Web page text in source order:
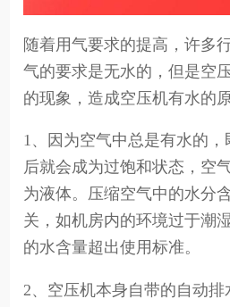
随着用气要求的提高，许多
气的要求是无水的，但是空
的现象，造成空压机有水的
1、因为空气中总是有水的
后就会成为过饱和状态，空
为液体。压缩空气中的水分
关，如机房内的环境过于潮
的水含量超出使用标准。
2、空压机本身自带的自动